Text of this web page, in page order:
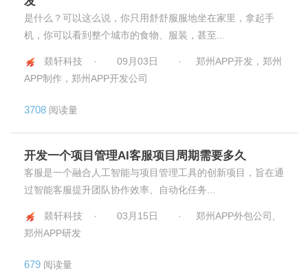
是什么？可以这么说，你只用舒舒服服地坐在家里，拿起手
机，你可以看到整个城市的食物、服装，甚至...
燚轩科技 · 09月03日 ·
郑州APP开发，郑州
APP制作，郑州APP开发公司
3708 阅读量
开发一个项目管理AI客服项目周期需要多久
客服是一个融合人工智能与项目管理工具的创新项目，旨在通
过智能客服提升团队协作效率、自动化任务...
燚轩科技 · 03月15日 ·
郑州APP外包公司,
郑州APP研发
679 阅读量